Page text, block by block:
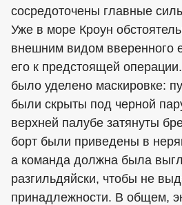
сосредоточены главные
Уже в море Кроун
внешним видом вверенного
его к предстоящей
было уделено маскировке:
были скрыты под черной
верхней палубе затянуты
борт были приведены в
а команда должна была
разгильдяйски, чтобы не
принадлежности. В общем,